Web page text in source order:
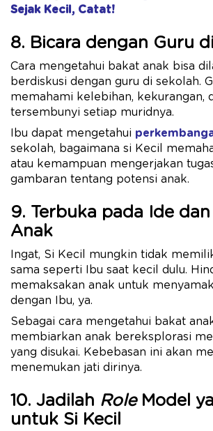
Sejak Kecil, Catat!
8. Bicara dengan Guru
Cara mengetahui bakat anak bisa
berdiskusi dengan guru di sekolah.
memahami kelebihan, kekurangan,
tersembunyi setiap muridnya.
Ibu dapat mengetahui
sekolah, bagaimana si Kecil
atau kemampuan mengerjakan
gambaran tentang potensi anak.
9. Terbuka pada Ide
Anak
Ingat, Si Kecil mungkin tidak
sama seperti Ibu saat kecil dulu.
memaksakan anak untuk
dengan Ibu, ya.
Sebagai cara mengetahui bakat
membiarkan anak bereksplorasi
yang disukai. Kebebasan ini akan
menemukan jati dirinya.
10. Jadilah RoleModel
untuk Si Kecil